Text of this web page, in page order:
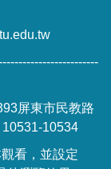
屏東市民教路
10534
看，並設定